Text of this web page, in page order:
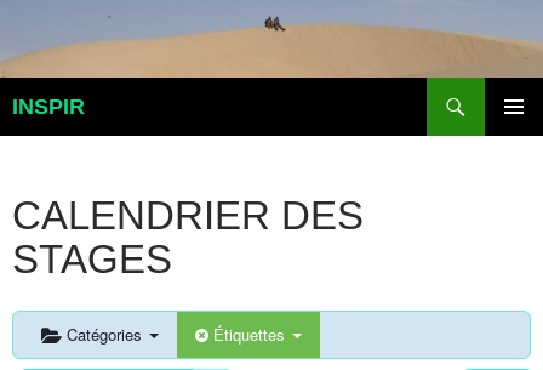
INSPIR
CALENDRIER DES
STAGES
Catégories Étiquettes